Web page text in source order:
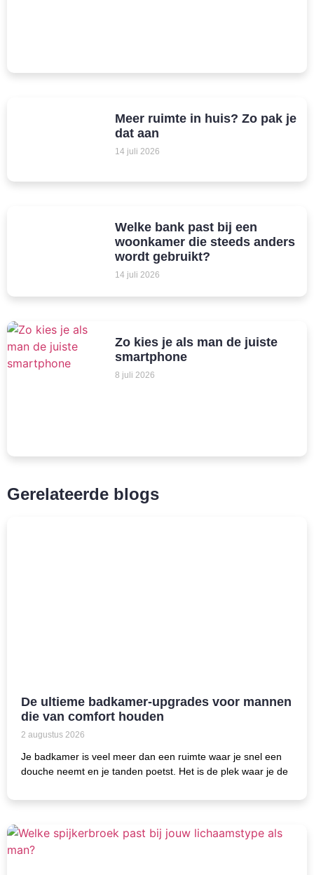
Meer ruimte in huis? Zo pak je
dat aan
14 juli 2026
Welke bank past bij een
woonkamer die steeds anders
wordt gebruikt?
14 juli 2026
Zo kies je als man de juiste
smartphone
8 juli 2026
Gerelateerde blogs
De ultieme badkamer-upgrades voor mannen
die van comfort houden
2 augustus 2026
Je badkamer is veel meer dan een ruimte waar je snel een
douche neemt en je tanden poetst. Het is de plek waar je de